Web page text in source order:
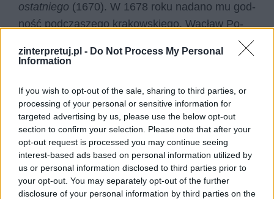
zinterpretuj.pl - Do Not Process My Personal
Information
If you wish to opt-out of the sale, sharing to third parties, or
processing of your personal or sensitive information for
targeted advertising by us, please use the below opt-out
section to confirm your selection. Please note that after your
opt-out request is processed you may continue seeing
interest-based ads based on personal information utilized by
us or personal information disclosed to third parties prior to
your opt-out. You may separately opt-out of the further
disclosure of your personal information by third parties on the
ostatniego (1670). W 1678 roku nada­no mu god­
ność pod­cza­sze­go kra­kow­skie­go. Wa­cław Po­
Łużnej na te­re­nie Ma­ło­pol­ski.
Czytaj także:
Nierządem Polska stoi – interpretacja
Zbytki polskie – interpretacja
Pospolite ruszenie – interpretacja
Przemiana wewnętrzna Chilona
Chilonidesa